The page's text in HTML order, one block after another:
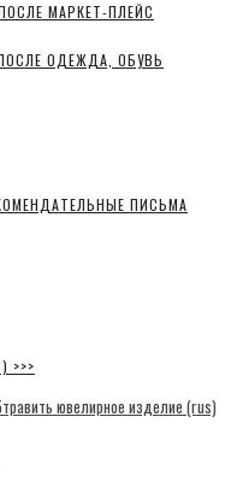
ПОСЛЕ МАРКЕТ-ПЛЕЙС
ПОСЛЕ ОДЕЖДА, ОБУВЬ
ПИСЬМА
>>>
ювелирное изделие (rus)